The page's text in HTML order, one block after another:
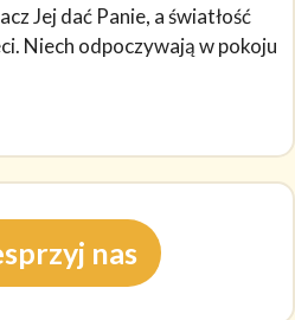
Jej dać Panie, a światłość
Niech odpoczywają w pokoju
nas